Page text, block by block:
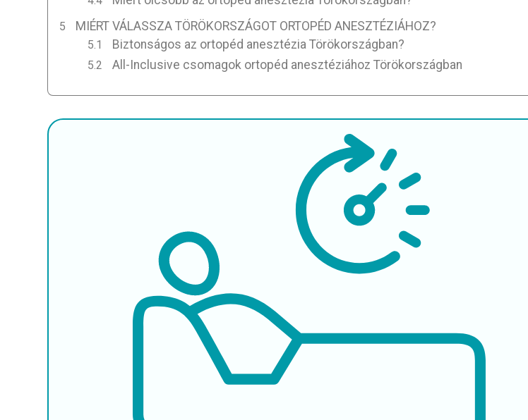
MIÉRT VÁLASSZA TÖRÖKORSZÁGOT ORTOPÉD ANESZTÉZIÁHOZ?
Biztonságos az ortopéd anesztézia Törökországban?
All-Inclusive csomagok ortopéd anesztéziához Törökországban